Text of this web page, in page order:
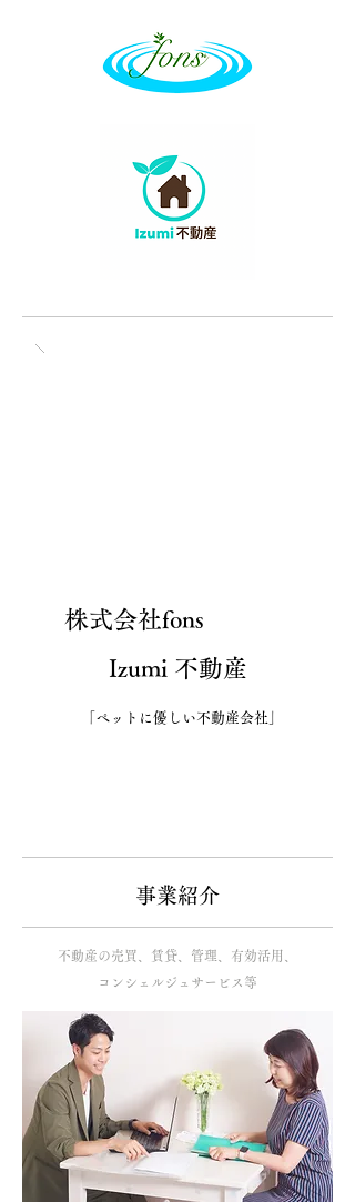
​株式会社fons
Izumi 不動産
「ペットに優しい不動産会社」
​事業紹介
不動産の売買、賃貸、管理、有効活用、
コンシェルジュサービス等